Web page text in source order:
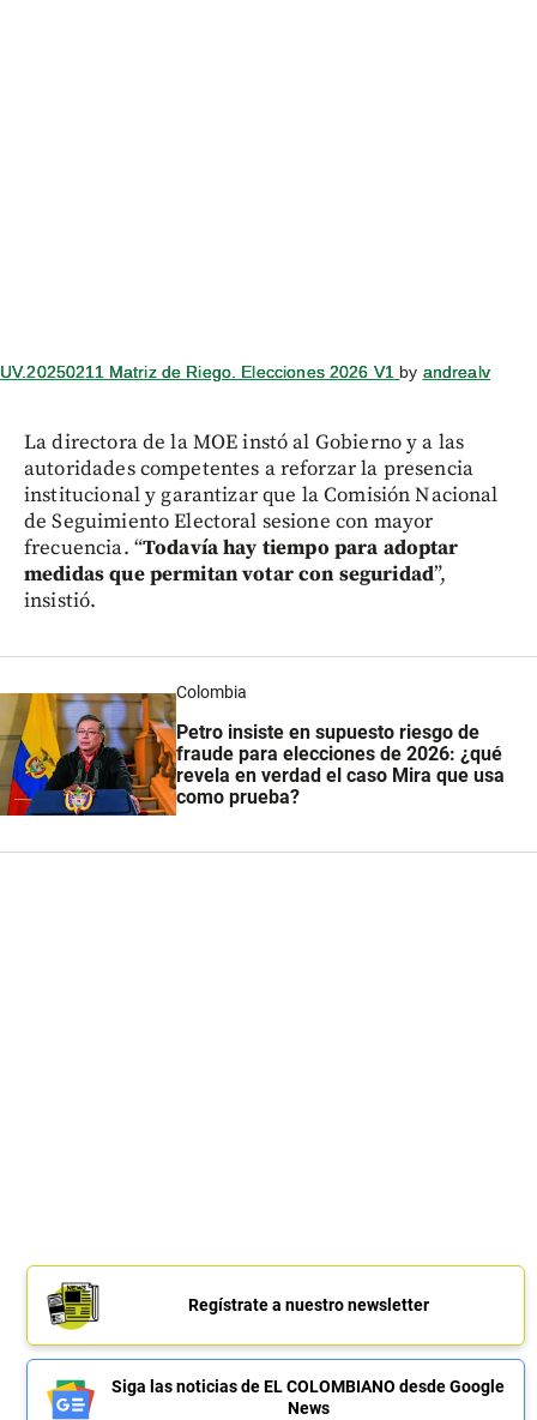
UV.20250211 Matriz de Riego. Elecciones 2026 V1 by andrealv
La directora de la MOE instó al Gobierno y a las
autoridades competentes a reforzar la presencia
institucional y garantizar que la Comisión Nacional
de Seguimiento Electoral sesione con mayor
frecuencia. “Todavía hay tiempo para adoptar
medidas que permitan votar con seguridad”,
insistió.
Colombia
Petro insiste en supuesto riesgo de
fraude para elecciones de 2026: ¿qué
revela en verdad el caso Mira que usa
como prueba?
Regístrate a nuestro newsletter
Siga las noticias de EL COLOMBIANO desde Google
News